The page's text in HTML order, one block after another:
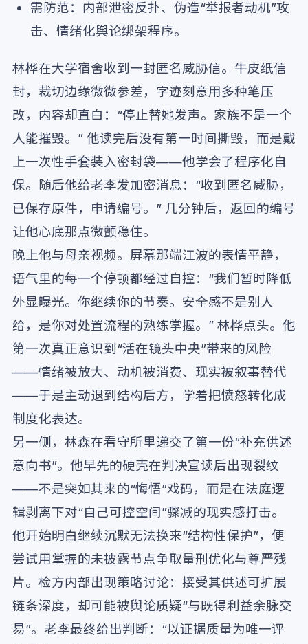
需防范：内部泄密反扑、伪造“举报者动机”攻
击、情绪化舆论绑架程序。
林桦在大学宿舍收到一封匿名威胁信。牛皮纸信
封，裁切边缘微微参差，字迹刻意用多种笔压
改，内容却直白：“停止替她发声。家族不是一个
人能摧毁。” 他读完后没有第一时间撕毁，而是戴
上一次性手套装入密封袋——他学会了程序化自
保。随后他给老李发加密消息：“收到匿名威胁，
已保存原件，申请编号。” 几分钟后，返回的编号
让他心底那点微颤稳住。
晚上他与母亲视频。屏幕那端江波的表情平静，
语气里的每一个停顿都经过自控：“我们暂时降低
外显曝光。你继续你的节奏。安全感不是别人
给，是你对处置流程的熟练掌握。” 林桦点头。他
第一次真正意识到“活在镜头中央”带来的风险
——情绪被放大、动机被消费、现实被叙事替代
——于是主动退到结构后方，学着把愤怒转化成
制度化表达。
另一侧，林森在看守所里递交了第一份“补充供述
意向书”。他早先的硬壳在判决宣读后出现裂纹
——不是突如其来的“悔悟”戏码，而是在法庭逻
辑剥离下对“自己可控空间”骤减的现实感打击。
他开始明白继续沉默无法换来“结构性保护”，便
尝试用掌握的未披露节点争取量刑优化与尊严残
片。检方内部出现策略讨论：接受其供述可扩展
链条深度，却可能被舆论质疑“与既得利益余脉交
易”。老李最终给出判断：“以证据质量为唯一评